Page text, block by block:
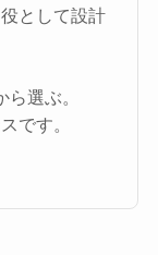
として設計
選ぶ。
です。